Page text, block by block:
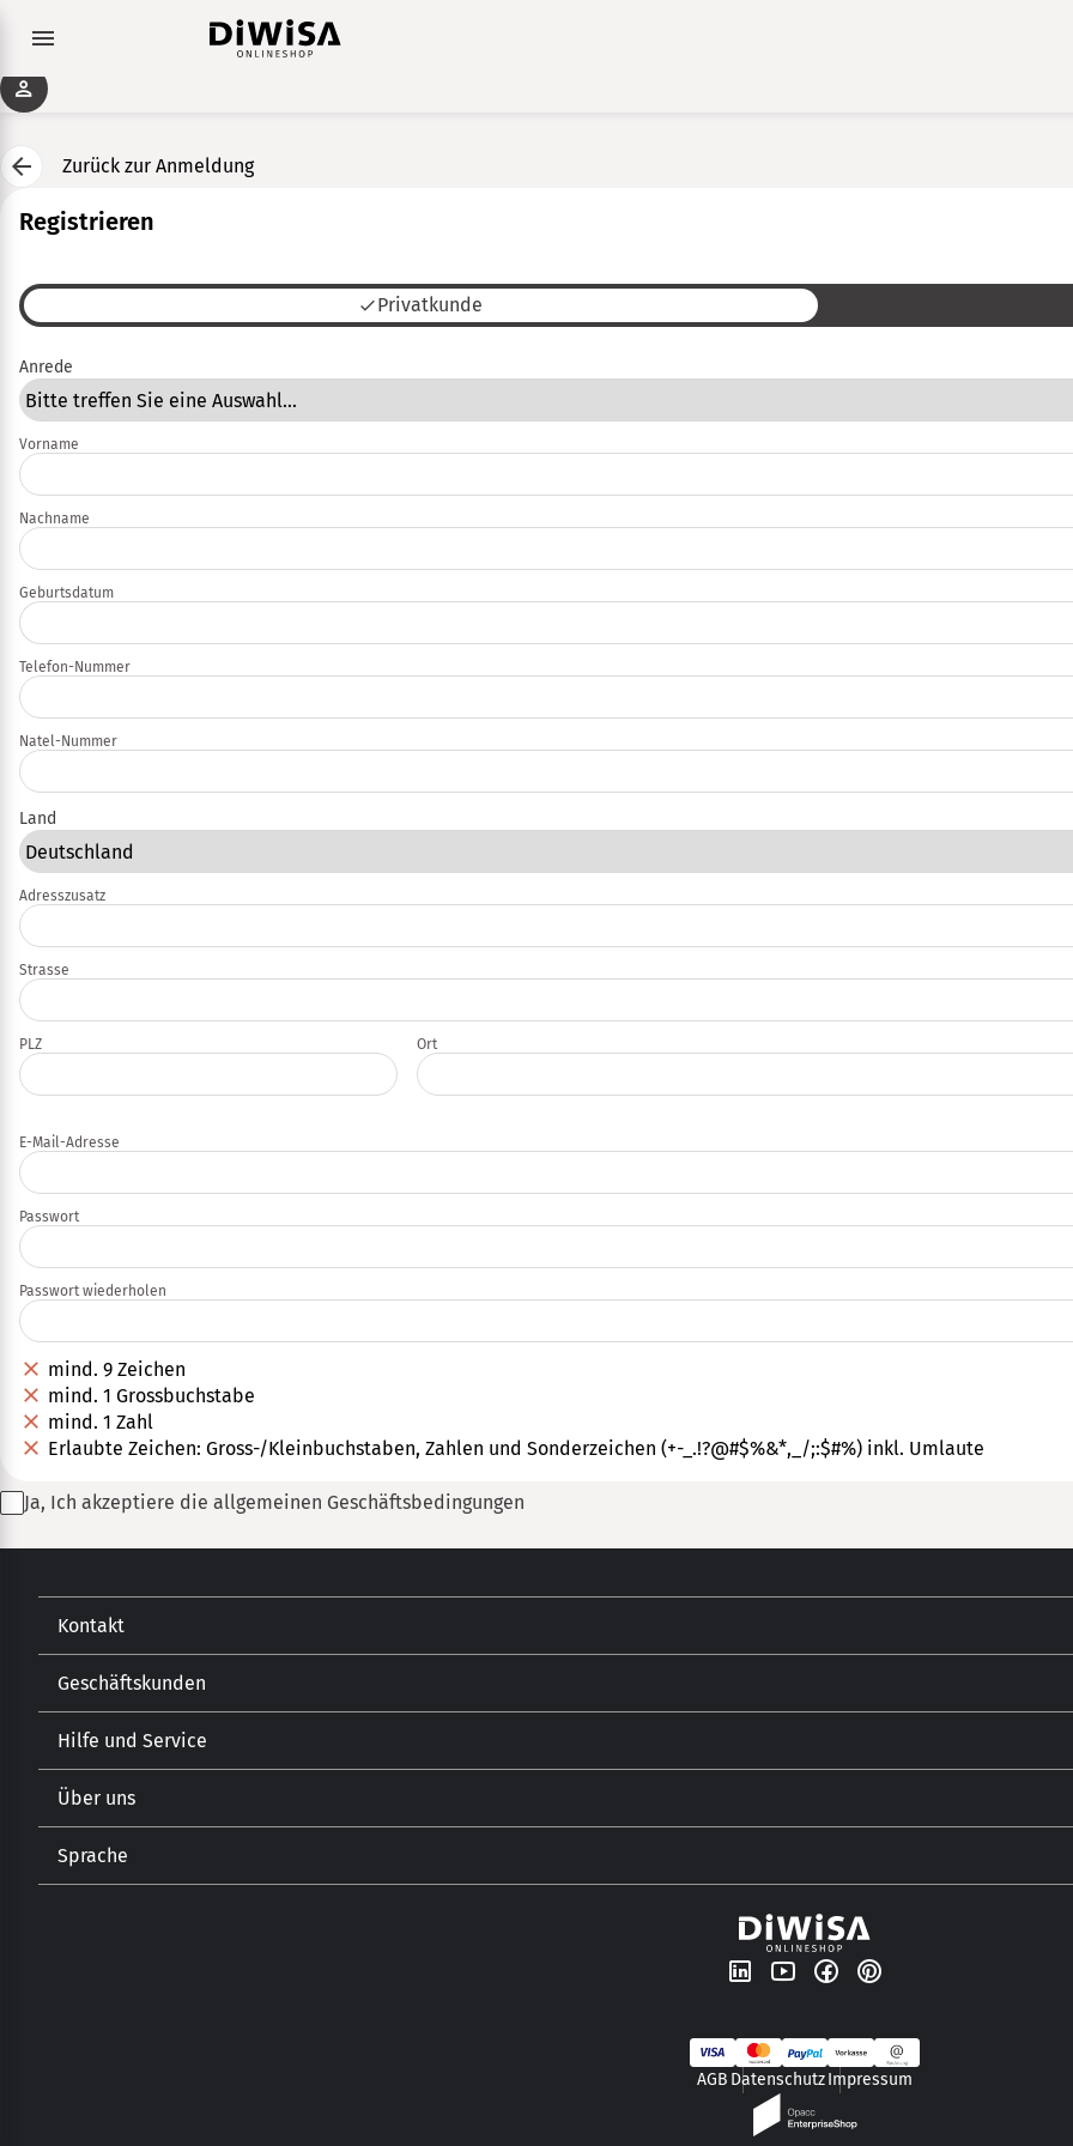
Zurück zur Anmeldung
Registrieren
Privatkunde
Anrede
Vorname
Nachname
Geburtsdatum
Telefon-Nummer
Natel-Nummer
Land
Adresszusatz
Strasse
PLZ Ort
E-Mail-Adresse
Passwort
Passwort wiederholen
mind. 9 Zeichen
mind. 1 Grossbuchstabe
mind. 1 Zahl
Erlaubte Zeichen: Gross-/Kleinbuchstaben, Zahlen und Sonderzeichen (+-_.!?@#$%&*,_/;:$#%) inkl. Umlaute
Ja, Ich akzeptiere die allgemeinen Geschäftsbedingungen
Kontakt
Öffnungszeiten
Geschäftskunden
Gastronomie
Getränkehandel
Lebensmitteleinzelhandel
Hilfe und Service
Versand und Zahlungsarten
Newsletter
Über uns
Unsere Geschichte
Sprache
AGB DatenschutzImpressum